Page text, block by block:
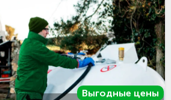
Выгодные цены